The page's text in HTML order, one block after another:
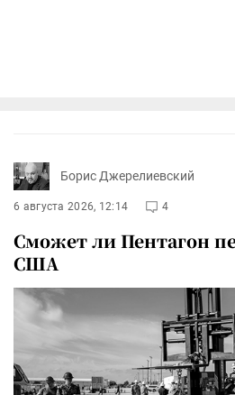
Борис Джерелиевский
6 августа 2026, 12:14 4
Сможет ли Пентагон
США